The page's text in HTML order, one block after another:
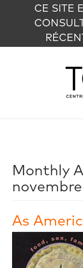
CE SITE
Monthly
novembre
As